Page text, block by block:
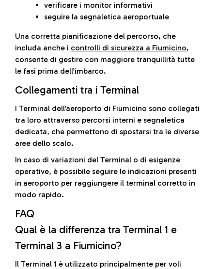
verificare i monitor informativi
seguire la segnaletica aeroportuale
Una corretta pianificazione del percorso, che
includa anche i controlli di sicurezza a Fiumicino,
consente di gestire con maggiore tranquillità tutte
le fasi prima dell’imbarco.
Collegamenti tra i Terminal
I Terminal dell’aeroporto di Fiumicino sono collegati
tra loro attraverso percorsi interni e segnaletica
dedicata, che permettono di spostarsi tra le diverse
aree dello scalo.
In caso di variazioni del Terminal o di esigenze
operative, è possibile seguire le indicazioni presenti
in aeroporto per raggiungere il terminal corretto in
modo rapido.
FAQ
Qual è la differenza tra Terminal 1 e
Terminal 3 a Fiumicino?
Il Terminal 1 è utilizzato principalmente per voli